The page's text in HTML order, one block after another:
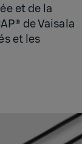
et de la
de Vaisala
et les